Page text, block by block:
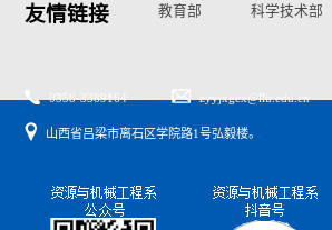
友情链接 教育部
科学技术部
0358-3389164 zyyjxgcx@llu.edu.cn
山西省吕梁市离石区学院路1号弘毅楼。